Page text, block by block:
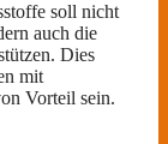
soll nicht
auch die
Dies
mit
Vorteil sein.